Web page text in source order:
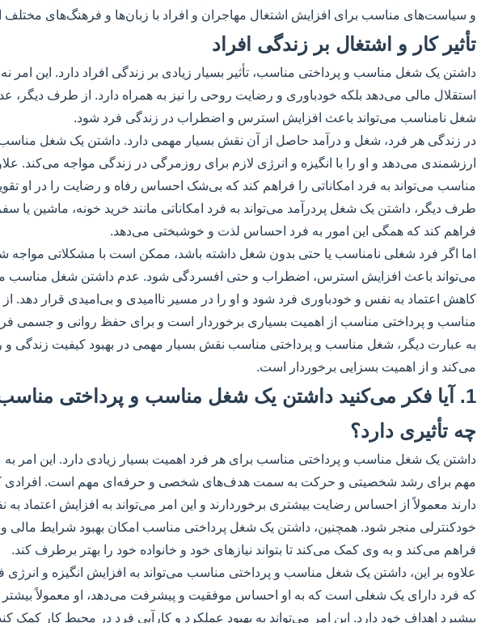
و سیاست‌های مناسب برای افزایش اشتغال مهاجران و افراد با زبان‌ها و فرهنگ‌های مختلف
تأثیر کار و اشتغال بر زندگی افراد
داشتن یک شغل مناسب و پرداختی مناسب، تأثیر بسیار زیادی بر زندگی افراد دارد. این امر نه
استقلال مالی می‌دهد بلکه خودباوری و رضایت روحی را نیز به همراه دارد. از طرف دیگر،
شغل نامناسب می‌تواند باعث افزایش استرس و اضطراب در زندگی فرد شود.
در زندگی هر فرد، شغل و درآمد حاصل از آن نقش بسیار مهمی دارد. داشتن یک شغل
ارزشمندی می‌دهد و او را با انگیزه و انرژی لازم برای روزمرگی در زندگی مواجه می‌کند.
مناسب می‌تواند به فرد امکاناتی را فراهم کند که بی‌شک احساس رفاه و رضایت را در او
طرف دیگر، داشتن یک شغل پردرآمد می‌تواند به فرد امکاناتی مانند خرید خونه، ماشین یا
فراهم کند که همگی این امور به فرد احساس لذت و خوشبختی می‌دهد.
اما اگر فرد شغلی نامناسب یا حتی بدون شغل داشته باشد، ممکن است با مشکلاتی مواجه
می‌تواند باعث افزایش استرس، اضطراب و حتی افسردگی شود. عدم داشتن شغل
کاهش اعتماد به نفس و خودباوری فرد شود و او را در مسیر ناامیدی و بی‌امیدی قرار دهد.
مناسب و پرداختی مناسب از اهمیت بسیاری برخوردار است و برای حفظ روانی و جسمی
به عبارت دیگر، شغل مناسب و پرداختی مناسب نقش بسیار مهمی در بهبود کیفیت زندگی و
می‌کند و از اهمیت بسزایی برخوردار است.
1. آیا فکر می‌کنید داشتن یک شغل مناسب و پرداختی
چه تأثیری دارد؟
داشتن یک شغل مناسب و پرداختی مناسب برای هر فرد اهمیت بسیار زیادی دارد. این امر به
مهم برای رشد شخصیتی و حرکت به سمت هدف‌های شخصی و حرفه‌ای مهم است.
دارند معمولاً از احساس رضایت بیشتری برخوردارند و این امر می‌تواند به افزایش اعتماد
خودکنترلی منجر شود. همچنین، داشتن یک شغل پرداختی مناسب امکان بهبود شرایط مالی و
فراهم می‌کند و به وی کمک می‌کند تا بتواند نیازهای خود و خانواده خود را بهتر برطرف کند.
علاوه بر این، داشتن یک شغل مناسب و پرداختی مناسب می‌تواند به افزایش انگیزه و
که فرد دارای یک شغلی است که به او احساس موفقیت و پیشرفت می‌دهد، او معمولاً بیشتر
پیشبرد اهداف خود دارد. این امر می‌تواند به بهبود عملکرد و کارآیی فرد در محیط کار کمک